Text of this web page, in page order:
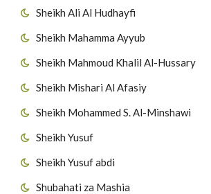
Sheikh Ali Al Hudhayfi
Sheikh Mahamma Ayyub
Sheikh Mahmoud Khalil Al-Hussary
Sheikh Mishari Al Afasiy
Sheikh Mohammed S. Al-Minshawi
Sheikh Yusuf
Sheikh Yusuf abdi
Shubahati za Mashia